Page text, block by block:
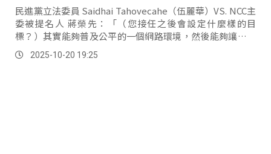
民進黨立法委員 Saidhai Tahovecahe（伍麗華）VS. NCC主
委被提名人 蔣榮先：「（您接任之後會設定什麼樣的目
標？）其實能夠普及公平的一個網路環境，然後能夠讓偏鄉
還有弱勢社群當中能夠讓它的寬頻建設還有價格合理化。
2025-10-20 19:25